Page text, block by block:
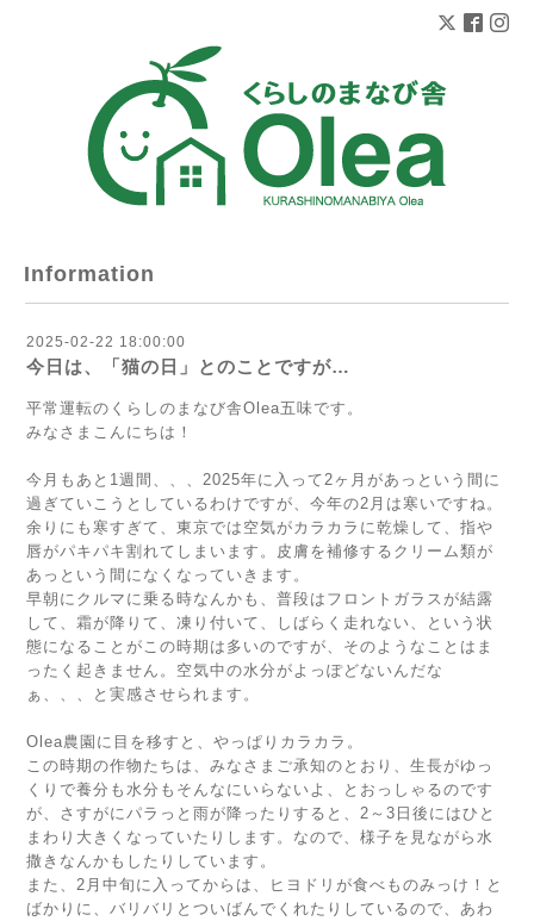
Information
2025-02-22 18:00:00
今日は、「猫の日」とのことですが…
平常運転のくらしのまなび舎Olea五味です。
みなさまこんにちは！
今月もあと1週間、、、2025年に入って2ヶ月があっという間に
過ぎていこうとしているわけですが、今年の2月は寒いですね。
余りにも寒すぎて、東京では空気がカラカラに乾燥して、指や
唇がパキパキ割れてしまいます。皮膚を補修するクリーム類が
あっという間になくなっていきます。
早朝にクルマに乗る時なんかも、普段はフロントガラスが結露
して、霜が降りて、凍り付いて、しばらく走れない、という状
態になることがこの時期は多いのですが、そのようなことはま
ったく起きません。空気中の水分がよっぽどないんだな
ぁ、、、と実感させられます。
Olea農園に目を移すと、やっぱりカラカラ。
この時期の作物たちは、みなさまご承知のとおり、生長がゆっ
くりで養分も水分もそんなにいらないよ、とおっしゃるのです
が、さすがにパラっと雨が降ったりすると、2～3日後にはひと
まわり大きくなっていたりします。なので、様子を見ながら水
撒きなんかもしたりしています。
また、2月中旬に入ってからは、ヒヨドリが食べものみっけ！と
ばかりに、バリバリとついばんでくれたりしているので、あわ